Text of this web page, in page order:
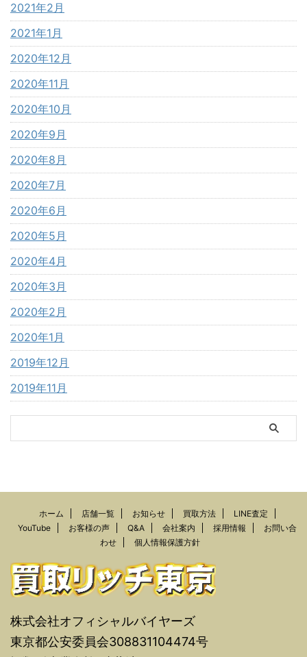
2021年2月
2021年1月
2020年12月
2020年11月
2020年10月
2020年9月
2020年8月
2020年7月
2020年6月
2020年5月
2020年4月
2020年3月
2020年2月
2020年1月
2019年12月
2019年11月
ホーム 店舗一覧 お知らせ 買取方法
LINE査定
YouTube
お客様の声 Q&A 会社案内 採用情報
お問い合
わせ
個人情報保護方針
株式会社オフィシャルバイヤーズ
東京都公安委員会308831104474号